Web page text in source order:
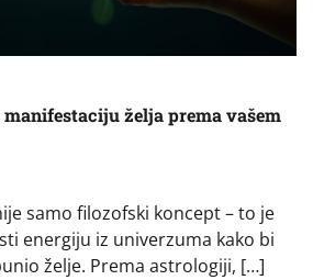
želja prema vašem
samo filozofski koncept – to je
energiju iz univerzuma kako bi
želje. Prema astrologiji, […]